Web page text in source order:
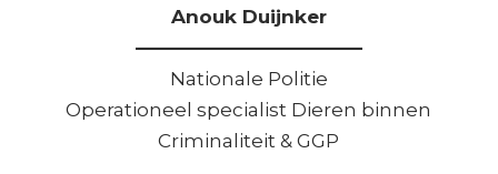
Anouk Duijnker
————————————
Nationale Politie
Operationeel specialist Dieren binnen
Criminaliteit & GGP